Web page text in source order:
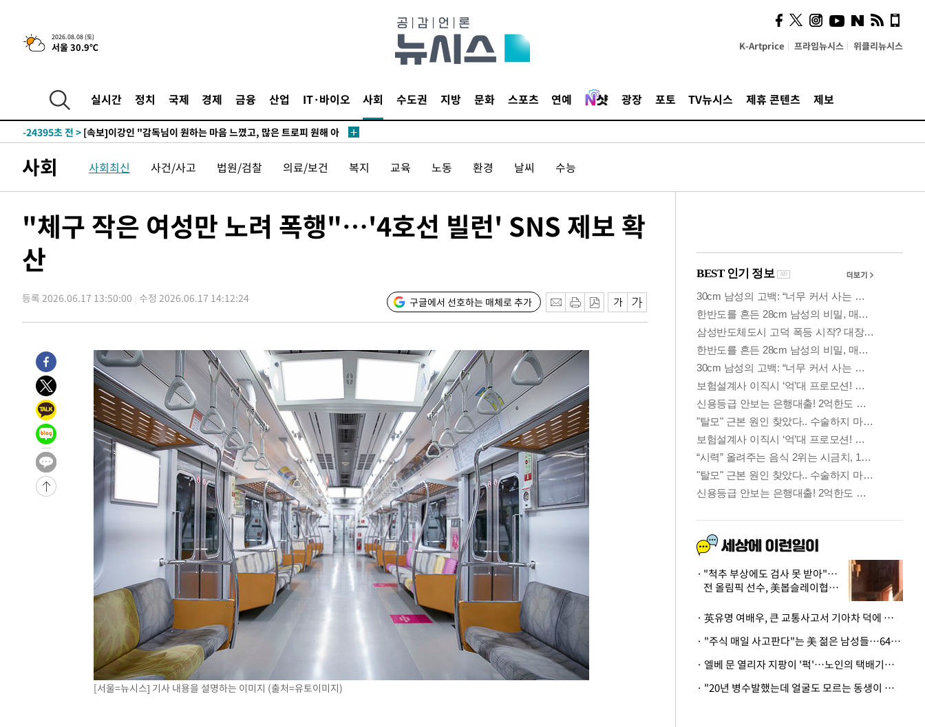
2026.08.08 (토)
서울 30.9℃ K-Artprice 프라임뉴시스 위클리뉴시스
실시간 정치 국제 경제 금융 산업 IT·바이오 사회 수도권 지방 문화 스포츠 연예 광장 포토 TV뉴시스 제휴 콘텐츠 제보
-31882초 전 >[속보]與 대표 경선 제주·인천 당원투표…金 47.75%·鄭
42.08%·宋 10.17%
-31416초 전 >이강인 "아틀레티코 이적 기뻐…등번호 7번 의미보단 팀 위해 뛸
-25125초 전 >
낮 최고 35도 '무더위'…동해안 시간당 30㎜ '강한 비'[내일날씨]
-24395초 전 >
틀레티코 이적"
-24177초 전 > 수도권 40도 육박 '펄펄'…동해안 일부 지역엔 호의주의보
-17091초 전 >
강릉에 시간당 81.4㎜ 물폭탄…도로 잠기고 담벼락 붕괴
-13198초 전 >백운산서 80년근 천종산삼 9뿌리 발견…감정가 1.3억원
-8442초 전 >남자 농구, 나고야 아시안게임서 '홈팀' 일본과 한일전
-7818초 전 >
-4045초 전 >
7분 전 >[속보]'압수수색·성접대 논란' 축구협회 "실망과 걱정 안겨드려 죄송"
3시간 전 >'최고 37도' 폭염 지속…강원동해안 최대 150㎜ 비
-31882초 전 >
[속보]與 대표 경선 제주·인천 당원투표…金 47.75%·鄭
42.08%·宋 10.17%
-31416초 전 >
이강인 "아틀레티코 이적 기뻐…등번호 7번 의미보단 팀 위해 뛸
-31351초 전 >
[속보]與 당대표 경선, 제주·인천 권리당원 투표 김민석 승리
-25125초 전 >
낮 최고 35도 '무더위'…동해안 시간당 30㎜ '강한 비'[내일날씨]
-24395초 전 >
[속보]이강인 "감독님이 원하는 마음 느꼈고, 많은 트로피 원해 아
틀레티코 이적"
-24177초 전 >
수도권 40도 육박 '펄펄'…동해안 일부 지역엔 호의주의보
-23146초 전 >
온열질환 사망자 3명 늘어…누적 환자 3000명 돌파
-17091초 전 >
강릉에 시간당 81.4㎜ 물폭탄…도로 잠기고 담벼락 붕괴
백운산서 80년근 천종산삼 9뿌리 발견…감정가 1.3억원
선재도서 해루질 나섰다 실종 60대, 닷새 만에 숨진 채 발견
남자 농구, 나고야 아시안게임서 '홈팀' 일본과 한일전
여수 오동도 해상서 모터보트 전복…1명 사망·1명 실종
극한폭염 한풀 꺾이지만…'낮 최고 35도' 무더위, 열대야 계속[다음
축구협회 "압수수색·성접대 논란 사과…쇄신의 기회로 삼겠다"
[속보]'압수수색·성접대 논란' 축구협회 "실망과 걱정 안겨드려 죄송"
'최고 37도' 폭염 지속…강원동해안 최대 150㎜ 비
[속보]뉴욕증시 상승 마감…S&P 0.6% 나스닥 1.3%↑
사회 사회최신 사건/사고 법원/검찰 의료/보건 복지 교육 노동 환경 날씨 수능
"체구 작은 여성만 노려 폭행"…'4호선 빌런' SNS 제보 확
산
등록 2026.06.17 13:50:00 수정 2026.06.17 14:12:24 구글에서 선호하는 매체로 추가
[서울=뉴시스] 기사 내용을 설명하는 이미지 (출처=유토이미지)
사이 해답 찾았죠"…알을
깨고 나온 '초자아'
"척추 부상에도 검사 못 받아"…
전 올림픽 선수, 美봅슬레이협회
· 英유명 여배우, 큰 교통사고서 기아차 덕에 살았다
· "주식 매일 사고판다"는 美 젊은 남성들…64%가 "나는 인생의 패배자“
· 엘베 문 열리자 지팡이 '퍽'…노인의 택배기사 폭행 이유
· "20년 병수발했는데 얼굴도 모르는 동생이 유산 절반을"…배다른 형제 상속권 있을까